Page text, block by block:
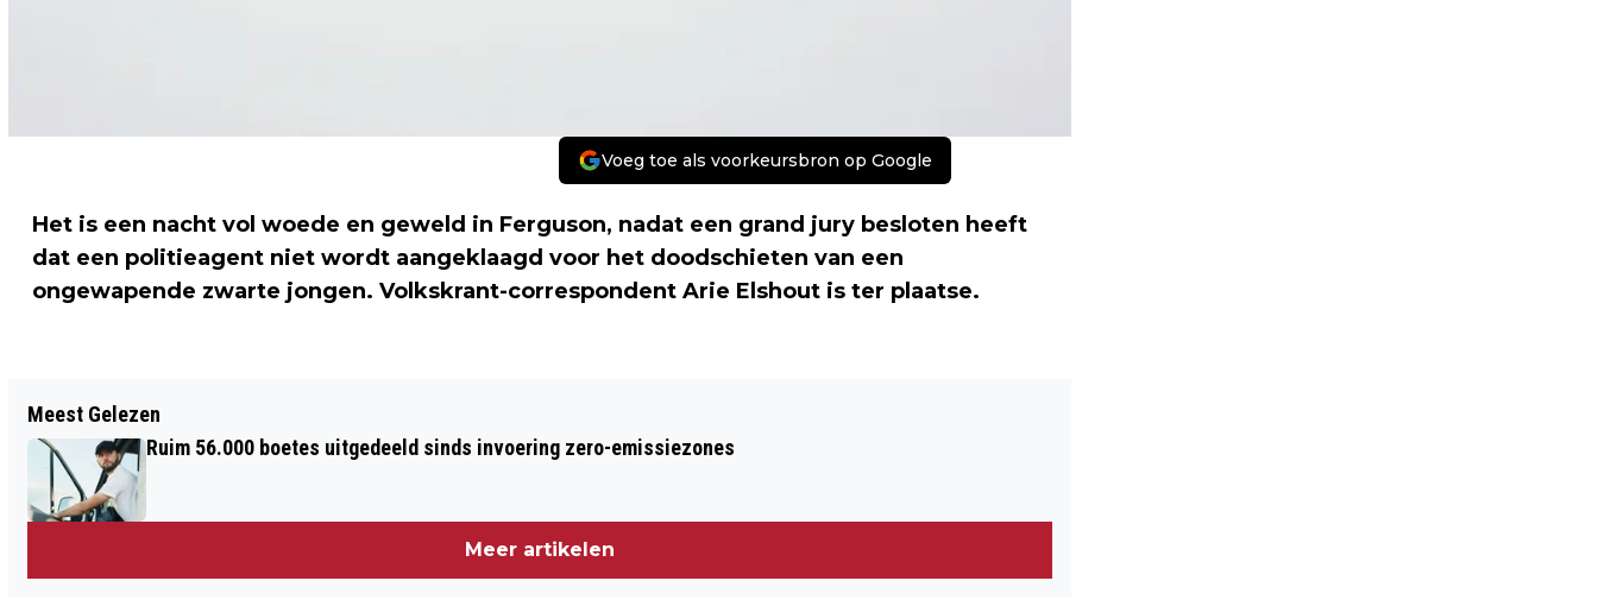
Voeg toe als voorkeursbron op Google
Het is een nacht vol woede en geweld in Ferguson, nadat een grand jury besloten heeft
dat een politieagent niet wordt aangeklaagd voor het doodschieten van een
ongewapende zwarte jongen. Volkskrant-correspondent Arie Elshout is ter plaatse.
ONLINEHANDEL BEDREIGDE DIEREN
BOOMING
VOORSTELLEN HOE CORRUPT HET
Meest Gelezen
Ruim 56.000 boetes uitgedeeld sinds invoering zero-emissiezones
Meer artikelen